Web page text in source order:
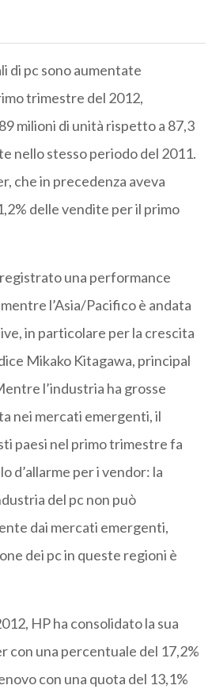
di pc sono aumentate
trimestre del 2012,
milioni di unità rispetto a 87,3
nello stesso periodo del 2011.
che in precedenza aveva
delle vendite per il primo
una performance
l’Asia/Pacifico è andata
in particolare per la crescita
Mikako Kitagawa, principal
l’industria ha grosse
nei mercati emergenti, il
paesi nel primo trimestre fa
d’allarme per i vendor: la
del pc non può
dai mercati emergenti,
dei pc in queste regioni è
HP ha consolidato la sua
con una percentuale del 17,2%
con una quota del 13,1%